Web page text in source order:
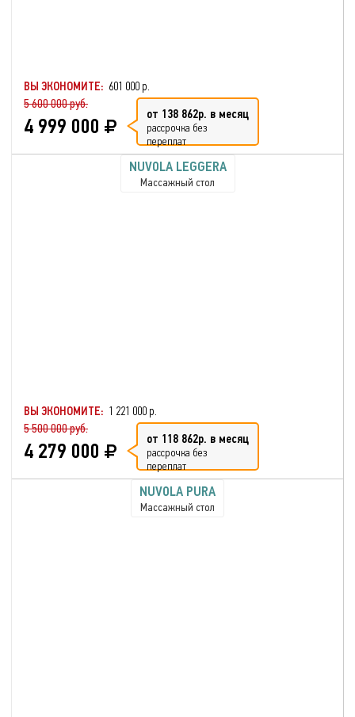
ВЫ ЭКОНОМИТЕ: 601 000 р.
5 600 000 руб.
4 999 000 от 138 862р. в месяц
рассрочка без
переплат
NUVOLA LEGGERA
Массажный стол
ВЫ ЭКОНОМИТЕ: 1 221 000 р.
5 500 000 руб.
4 279 000 от 118 862р. в месяц
рассрочка без
переплат
NUVOLA PURA
Массажный стол